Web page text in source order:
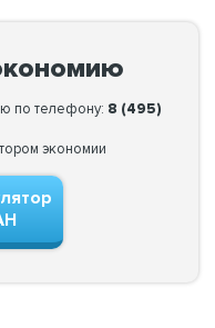
по телефону: 8 (495)
экономии